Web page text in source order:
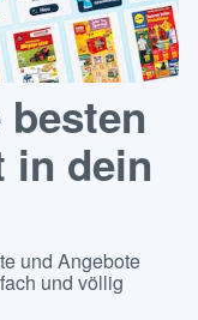
in dein
und Angebote
und völlig